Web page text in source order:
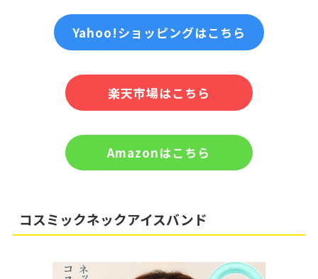
Yahoo!ショッピングはこちら
楽天市場はこちら
Amazonはこちら
コスミックネックアイスバンド